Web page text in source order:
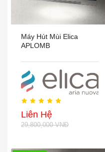
Máy Hút Mùi Elica
APLOMB
Liên Hệ
29,800,000 VNĐ